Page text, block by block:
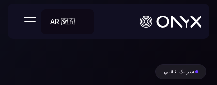
AR 🇸🇦
شريك تقني